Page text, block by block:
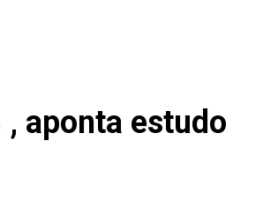
aponta estudo